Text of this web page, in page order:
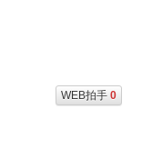
WEB拍手 0